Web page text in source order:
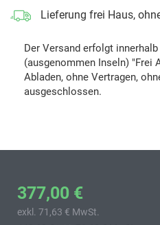
Lieferung frei Haus,
Der Versand erfolgt
(ausgenommen Inseln) "Frei
Abladen, ohne Vertragen,
ausgeschlossen.
377,00 €
exkl. 71,63 € MwSt.